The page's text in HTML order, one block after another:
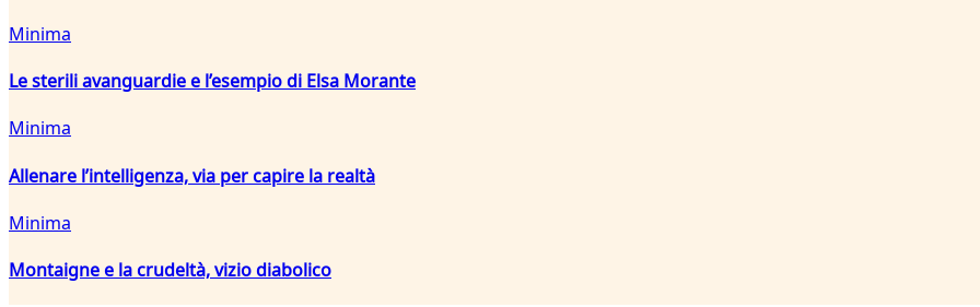
Minima
Le sterili avanguardie e l’esempio di Elsa Morante
Minima
Allenare l’intelligenza, via per capire la realtà
Minima
Montaigne e la crudeltà, vizio diabolico